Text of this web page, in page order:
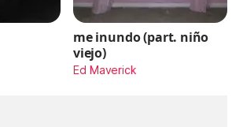
me inundo (part. niño
viejo)
Ed Maverick